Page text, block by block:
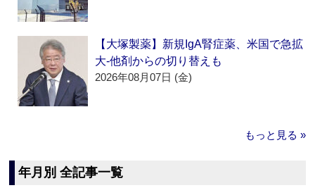
【大塚製薬】新規IgA腎症薬、米国で急拡
大‐他剤からの切り替えも
2026年08月07日 (金)
もっと見る »
年月別 全記事一覧